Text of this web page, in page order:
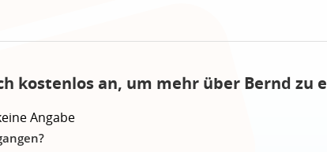
kostenlos an, um mehr über Bernd zu
Angabe